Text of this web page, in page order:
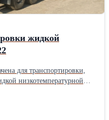
жидкой
для транспортировки,
низкотемпературной
при эксплуатации
и СНГ.